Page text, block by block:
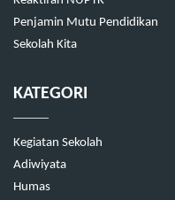
Penjamin Mutu Pendidikan
Sekolah Kita
KATEGORI
Kegiatan Sekolah
Adiwiyata
Humas